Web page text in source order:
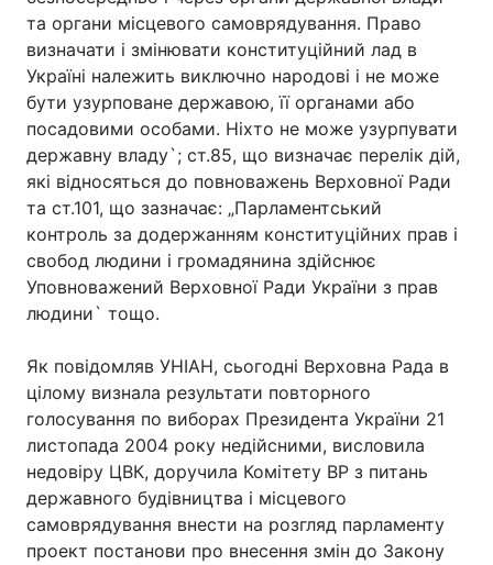
та органи місцевого самоврядування. Право
визначати і змінювати конституційний лад в
Україні належить виключно народові і не може
бути узурповане державою, її органами або
посадовими особами. Ніхто не може узурпувати
державну владу`; ст.85, що визначає перелік дій,
які відносяться до повноважень Верховної Ради
та ст.101, що зазначає: „Парламентський
контроль за додержанням конституційних прав і
свобод людини і громадянина здійснює
Уповноважений Верховної Ради України з прав
людини` тощо.
Як повідомляв УНІАН, сьогодні Верховна Рада в
цілому визнала результати повторного
голосування по виборах Президента України 21
листопада 2004 року недійсними, висловила
недовіру ЦВК, доручила Комітету ВР з питань
державного будівництва і місцевого
самоврядування внести на розгляд парламенту
проект постанови про внесення змін до Закону